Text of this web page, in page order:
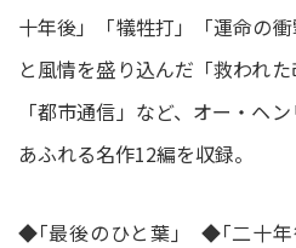
十年後」「犠牲打」「運命の
と風情を盛り込んだ「救われ
「都市通信」など、オー・ヘ
あふれる名作12編を収録。
◆｢最後のひと葉｣ ◆｢二十